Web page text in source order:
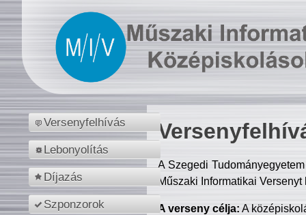
Versenyfelhívás
Lebonyolítás
Díjazás
Szponzorok
A Szegedi
Műszaki Informatikai
A verseny célja: A